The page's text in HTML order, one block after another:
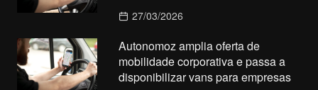
27/03/2026
Autonomoz amplia oferta de
mobilidade corporativa e passa a
disponibilizar vans para empresas